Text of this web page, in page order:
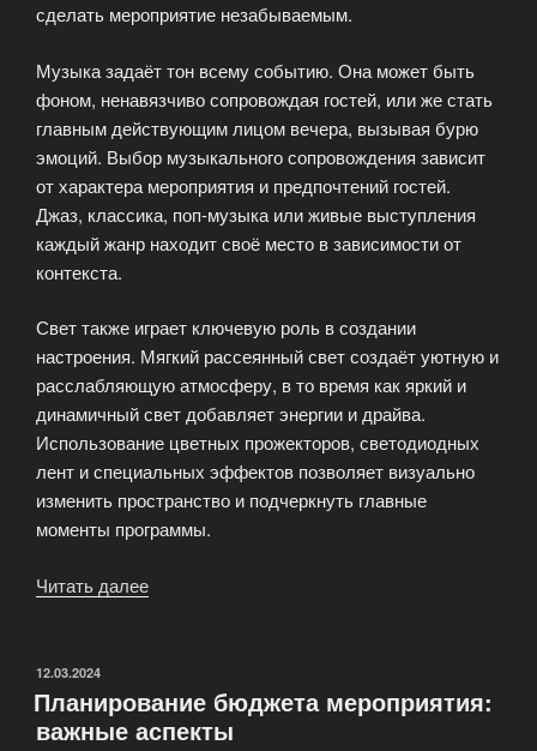
сделать мероприятие незабываемым.
Музыка задаёт тон всему событию. Она может быть
фоном, ненавязчиво сопровождая гостей, или же стать
главным действующим лицом вечера, вызывая бурю
эмоций. Выбор музыкального сопровождения зависит
от характера мероприятия и предпочтений гостей.
Джаз, классика, поп-музыка или живые выступления
каждый жанр находит своё место в зависимости от
контекста.
Свет также играет ключевую роль в создании
настроения. Мягкий рассеянный свет создаёт уютную и
расслабляющую атмосферу, в то время как яркий и
динамичный свет добавляет энергии и драйва.
Использование цветных прожекторов, светодиодных
лент и специальных эффектов позволяет визуально
изменить пространство и подчеркнуть главные
моменты программы.
Читать далее
создать
атмосферу
ОПУБЛИКОВАНО
12.03.2024
Планирование бюджета мероприятия:
важные аспекты